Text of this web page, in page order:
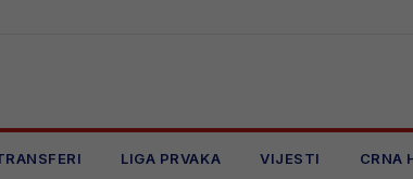
LIGA PRVAKA VIJESTI CRNA